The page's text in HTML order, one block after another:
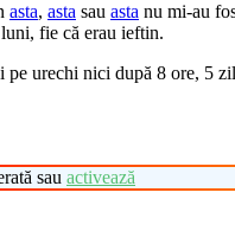
asta, asta sau asta nu mi-au
fie că erau ieftin.
urechi nici după 8 ore, 5
sau activează